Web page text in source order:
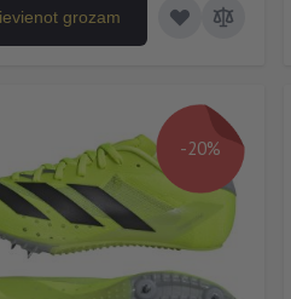
grozam
-20%